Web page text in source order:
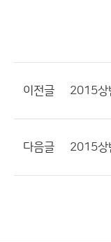
이전글
다음글